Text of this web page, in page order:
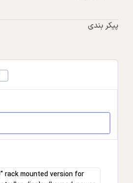
پیکر بندی
rack mounted version for